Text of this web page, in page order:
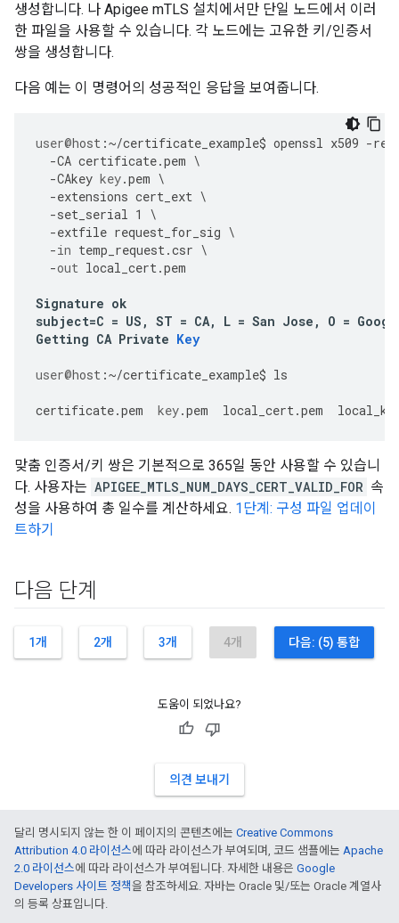
생성합니다. 나 Apigee mTLS 설치에서만 단일 노드에서 이러
한 파일을 사용할 수 있습니다. 각 노드에는 고유한 키/인증서
쌍을 생성합니다.
다음 예는 이 명령어의 성공적인 응답을 보여줍니다.
user@host :~/certificate_example$ openssl x509 -req
-CA certificate.pem \
-CAkey key.pem \
-extensions cert_ext \
-set_serial 1
\
-extfile request_for_sig \
-in temp_request.csr \
-out local_cert.pem
Signature ok
subject=C = US , ST = CA, L = San Jose , O =
Getting CA Private Key
user@host :~/certificate_example$ ls
certificate.pem key.pem local_cert.pem
맞춤 인증서/키 쌍은 기본적으로 365일 동안 사용할 수 있습니
다. 사용자는 APIGEE_MTLS_NUM_DAYS_CERT_VALID_FOR 속
성을 사용하여 총 일수를 계산하세요. 1단계: 구성 파일 업데이
트하기
다음 단계
1개 2개 3개 4개 다음: (5) 통합
도움이 되었나요?
의견 보내기
달리 명시되지 않는 한 이 페이지의 콘텐츠에는 Creative Commons
Attribution 4.0 라이선스에 따라 라이선스가 부여되며, 코드 샘플에는 Apache
2.0 라이선스에 따라 라이선스가 부여됩니다. 자세한 내용은 Google
Developers 사이트 정책을 참조하세요. 자바는 Oracle 및/또는 Oracle 계열사
의 등록 상표입니다.